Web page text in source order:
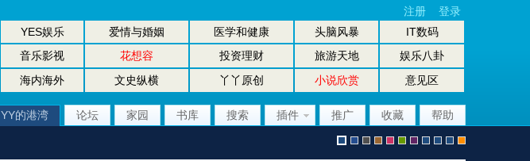
YES娱乐 爱情与婚姻 医学和健康 头脑风暴
IT数码
音乐影视 花想容 投资理财 旅游天地
娱乐八卦
海内海外 文史纵横 丫丫原创 小说欣赏
意见区
注册 登录
YY的港湾 论坛 家园 书库 搜索 插件 推广 收藏 帮助